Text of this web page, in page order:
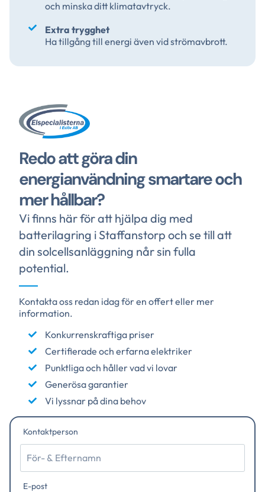
och minska ditt klimatavtryck.
Extra trygghet
Ha tillgång till energi även vid strömavbrott.
Redo att göra din
energianvändning smartare och
mer hållbar?
Vi finns här för att hjälpa dig med
batterilagring i Staffanstorp och se till att
din solcellsanläggning når sin fulla
potential.
Kontakta oss redan idag för en offert eller mer
information.
Konkurrenskraftiga priser
Certifierade och erfarna elektriker
Punktliga och håller vad vi lovar
Generösa garantier
Vi lyssnar på dina behov
Kontaktperson
E-post